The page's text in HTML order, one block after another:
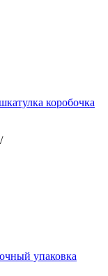
коробочка
/
упаковка